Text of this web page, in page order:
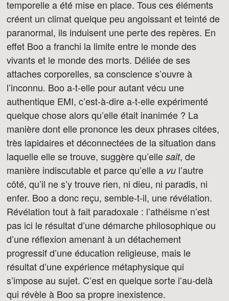
temporelle a été mise en place. Tous ces éléments
créent un climat quelque peu angoissant et teinté de
paranormal, ils induisent une perte des repères. En
effet Boo a franchi la limite entre le monde des
vivants et le monde des morts. Déliée de ses
attaches corporelles, sa conscience s’ouvre à
l’inconnu. Boo a-t-elle pour autant vécu une
authentique EMI, c’est-à-dire a-t-elle expérimenté
quelque chose alors qu’elle était inanimée ? La
manière dont elle prononce les deux phrases citées,
très lapidaires et déconnectées de la situation dans
laquelle elle se trouve, suggère qu’elle sait, de
manière indiscutable et parce qu’elle a vu l’autre
côté, qu’il ne s’y trouve rien, ni dieu, ni paradis, ni
enfer. Boo a donc reçu, semble-t-il, une révélation.
Révélation tout à fait paradoxale : l’athéisme n’est
pas ici le résultat d’une démarche philosophique ou
d’une réflexion amenant à un détachement
progressif d’une éducation religieuse, mais le
résultat d’une expérience métaphysique qui
s’impose au sujet. C’est en quelque sorte l’au-delà
qui révèle à Boo sa propre inexistence.